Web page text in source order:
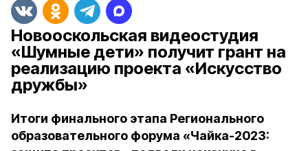
Новооскольская видеостудия
«Шумные дети» получит грант на
реализацию проекта «Искусство
дружбы»
Итоги финального этапа Регионального
образовательного форума «Чайка-2023: